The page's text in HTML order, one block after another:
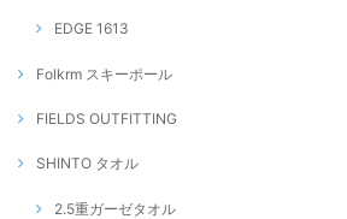
EDGE 1613
Folkrm スキーポール
FIELDS OUTFITTING
SHINTO タオル
2.5重ガーゼタオル